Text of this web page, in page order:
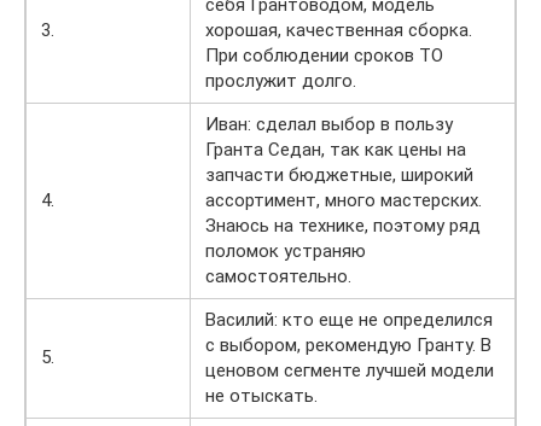
3.
себя Грантоводом, модель
хорошая, качественная сборка.
При соблюдении сроков ТО
прослужит долго.
4.
Иван: сделал выбор в пользу
Гранта Седан, так как цены на
запчасти бюджетные, широкий
ассортимент, много мастерских.
Знаюсь на технике, поэтому ряд
поломок устраняю
самостоятельно.
5.
Василий: кто еще не определился
с выбором, рекомендую Гранту. В
ценовом сегменте лучшей модели
не отыскать.